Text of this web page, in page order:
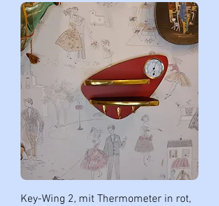
Key-Wing 2, mit Thermometer in rot,